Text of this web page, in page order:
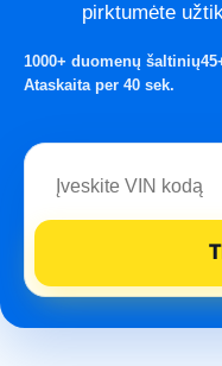
pirktumėte
1000+ duomenų šaltinių
Ataskaita per 40 sek.